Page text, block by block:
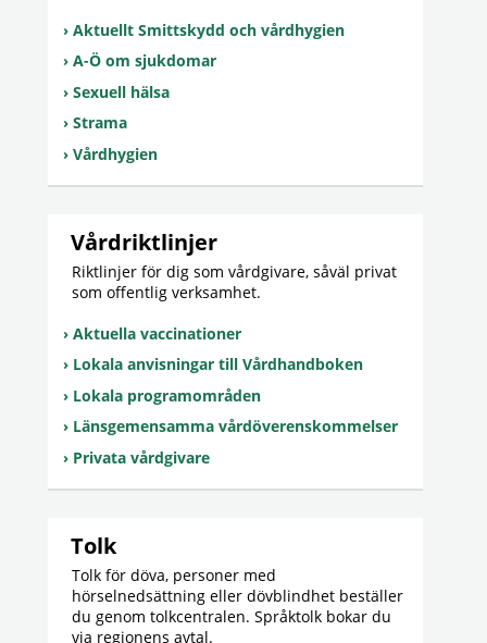
Aktuellt Smittskydd och vårdhygien
A-Ö om sjukdomar
Sexuell hälsa
Strama
Vårdhygien
Vårdriktlinjer
Riktlinjer för dig som vårdgivare, såväl privat
som offentlig verksamhet.
Aktuella vaccinationer
Lokala anvisningar till Vårdhandboken
Lokala programområden
Länsgemensamma vårdöverenskommelser
Privata vårdgivare
Tolk
Tolk för döva, personer med
hörselnedsättning eller dövblindhet beställer
du genom tolkcentralen. Språktolk bokar du
via regionens avtal.